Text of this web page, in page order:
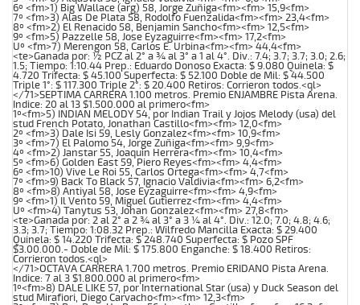
6º <fm>1) Big Wallace (arg) 58, Jorge Zuñiga<fm><fm> 15,9<fm>
7º <fm>3) Alas De Plata 58, Rodolfo Fuenzalida<fm><fm> 23,4<fm>
8º <fm>2) El Renacido 58, Benjamin Sancho<fm><fm> 12,5<fm>
9º <fm>5) Pazzelle 58, Jose Eyzaguirre<fm><fm> 17,2<fm>
Uº <fm>7) Merengon 58, Carlos E. Urbina<fm><fm> 44,4<fm>
<te>Ganada por: ½ PCZ al 2° a ¾ al 3° a 1 al 4°. Div.: 7.4; 3.7; 3.7; 3.0; 2.6;
1.5; Tiempo: 1:10.44 Prep.: Eduardo Donoso Exacta: $ 9.080 Quinela: $
4.720 Trifecta: $ 45.100 Superfecta: $ 52.100 Doble de Mil: $ 44.500
Triple 1°: $ 117.300 Triple 2°: $ 20.400 Retiros: Corrieron todos.<ql>
</71>SEPTIMA CARRERA 1.100 metros. Premio ENJAMBRE Pista Arena.
Indice: 20 al 13 $1.500.000 al primero<fm>
1º<fm>5) INDIAN MELODY 54, por Indian Trail y Jojos Melody (usa) del
stud French Potato, Jonathan Castillo<fm><fm> 12,0<fm>
2º <fm>3) Dale Isi 59, Lesly Gonzalez<fm><fm> 10,9<fm>
3º <fm>7) El Palomo 54, Jorge Zuñiga<fm><fm> 9,9<fm>
4º <fm>2) Janstar 55, Joaquin Herrera<fm><fm> 10,4<fm>
5º <fm>6) Golden East 59, Piero Reyes<fm><fm> 4,4<fm>
6º <fm>10) Vive Le Roi 55, Carlos Ortega<fm><fm> 4,7<fm>
7º <fm>9) Back To Black 57, Ignacio Valdivia<fm><fm> 6,2<fm>
8º <fm>8) Antiyal 58, Jose Eyzaguirre<fm><fm> 4,9<fm>
9º <fm>1) Il Vento 59, Miguel Gutierrez<fm><fm> 4,4<fm>
Uº <fm>4) Tanytus 53, Johan Gonzalez<fm><fm> 27,8<fm>
<te>Ganada por: 2 al 2° a 2 ¾ al 3° a 3 ¼ al 4°. Div.: 12.0; 7.0; 4.8; 4.6;
3.3; 3.7; Tiempo: 1:08.32 Prep.: Wilfredo Mancilla Exacta: $ 29.400
Quinela: $ 14.220 Trifecta: $ 248.740 Superfecta: $ Pozo SPF
$3.00.000.- Doble de Mil: $ 175.800 Enganche: $ 18.400 Retiros:
Corrieron todos.<ql>
</71>OCTAVA CARRERA 1.700 metros. Premio ERIDANO Pista Arena.
Indice: 7 al 3 $1.800.000 al primero<fm>
1º<fm>8) DALE LIKE 57, por International Star (usa) y Duck Season del
stud Mirafiori, Diego Carvacho<fm><fm> 12,3<fm>